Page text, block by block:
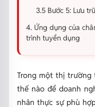
3.5 Bước 5: Lưu
4. Ứng dụng của
trình tuyển dụng
Trong một thị trường
thế nào để doanh
nhân thực sự phù